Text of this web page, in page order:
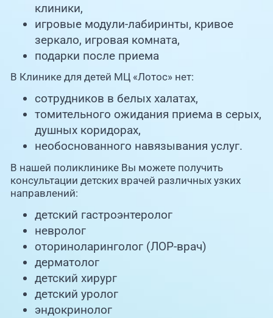
+7 (351) 220-00-03
клиники,
игровые модули-лабиринты, кривое
зеркало, игровая комната,
подарки после приема
В Клинике для детей МЦ «Лотос» нет:
сотрудников в белых халатах,
томительного ожидания приема в серых,
душных коридорах,
необоснованного навязывания услуг.
В нашей поликлинике Вы можете получить
консультации детских врачей различных узких
направлений:
детский гастроэнтеролог
невролог
оториноларинголог (ЛОР-врач)
дерматолог
детский хирург
детский уролог
эндокринолог